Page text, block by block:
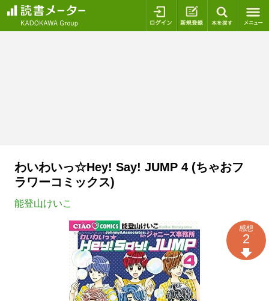
ログイン 新規登録
わいわいっ☆Hey! Say! JUMP 4 (ちゃおフ
ラワーコミックス)
能登山けいこ
感想
2